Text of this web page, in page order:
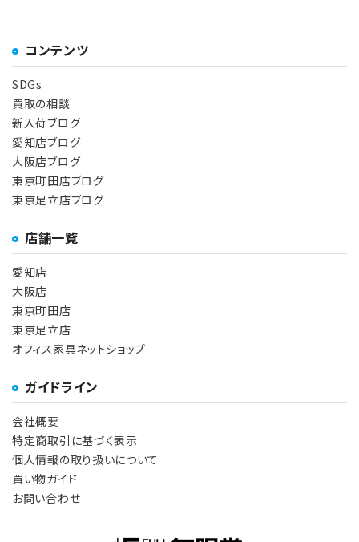
コンテンツ
SDGs
買取の相談
新入荷ブログ
愛知店ブログ
大阪店ブログ
東京町田店ブログ
東京足立店ブログ
店舗一覧
愛知店
大阪店
東京町田店
東京足立店
オフィス家具ネットショップ
ガイドライン
会社概要
特定商取引に基づく表示
個人情報の取り扱いについて
買い物ガイド
お問い合わせ